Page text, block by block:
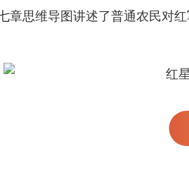
章思维导图讲述了普通农民对